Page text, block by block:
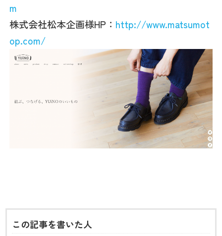
m
株式会社松本企画様HP： http://www.matsumot
op.com/
この記事を書いた人